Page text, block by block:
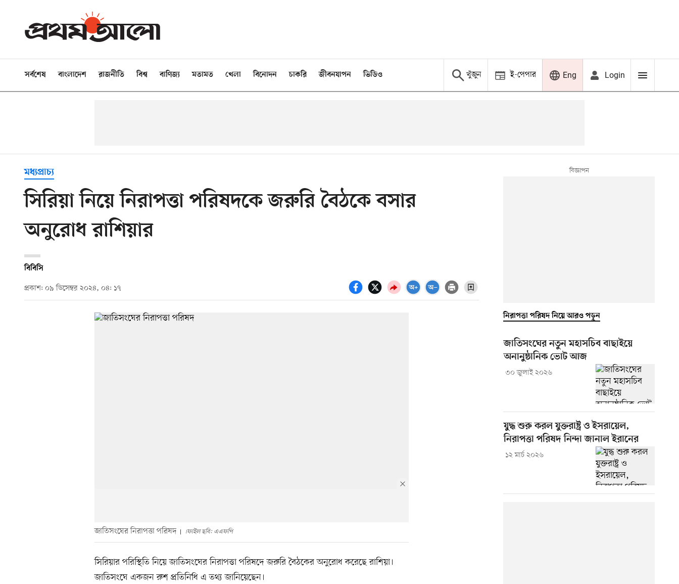
সর্বশেষ বাংলাদেশ রাজনীতি বিশ্ব বাণিজ্য মতামত খেলা বিনোদন চাকরি জীবনযাপন ভিডিও খুঁজুন ই-পেপার Eng Login
মধ্যপ্রাচ্য
সিরিয়া নিয়ে নিরাপত্তা পরিষদকে জরুরি বৈঠকে বসার
অনুরোধ রাশিয়ার
বিবিসি
প্রকাশ: ০৯ ডিসেম্বর ২০২৪, ০৪: ১৭
জাতিসংঘের নিরাপত্তা পরিষদ ।ফাইল ছবি: এএফপি
সিরিয়ার পরিস্থিতি নিয়ে জাতিসংঘের নিরাপত্তা পরিষদে জরুরি বৈঠকের অনুরোধ করেছে রাশিয়া।
জাতিসংঘে একজন রুশ প্রতিনিধি এ তথ্য জানিয়েছেন।
নিরাপত্তা পরিষদ নিয়ে আরও পড়ুন
জাতিসংঘের নতুন মহাসচিব বাছাইয়ে
অনানুষ্ঠানিক ভোট আজ
৩০ জুলাই ২০২৬
যুদ্ধ শুরু করল যুক্তরাষ্ট্র ও ইসরায়েল,
নিরাপত্তা পরিষদ নিন্দা জানাল ইরানের
১২ মার্চ ২০২৬